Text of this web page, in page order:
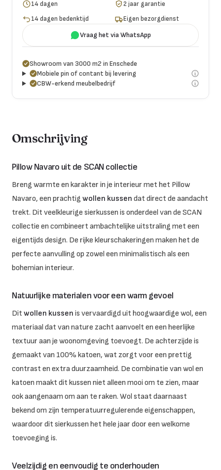
14 dagen
2 jaar garantie
14 dagen bedenktijd
Eigen bezorgdienst
Vraag het via WhatsApp
Showroom van 3000 m2 in Enschede
Mobiele pin of contant bij levering
CBW-erkend meubelbedrijf
Omschrijving
Pillow Navaro uit de SCAN collectie
Breng warmte en karakter in je interieur met het Pillow
Navaro, een prachtig wollen kussen dat direct de aandacht
trekt. Dit veelkleurige sierkussen is onderdeel van de SCAN
collectie en combineert ambachtelijke uitstraling met een
eigentijds design. De rijke kleurschakeringen maken het de
perfecte aanvulling op zowel een minimalistisch als een
bohemian interieur.
Natuurlijke materialen voor een warm gevoel
Dit wollen kussen is vervaardigd uit hoogwaardige wol, een
materiaal dat van nature zacht aanvoelt en een heerlijke
textuur aan je woonomgeving toevoegt. De achterzijde is
gemaakt van 100% katoen, wat zorgt voor een prettig
contrast en extra duurzaamheid. De combinatie van wol en
katoen maakt dit kussen niet alleen mooi om te zien, maar
ook aangenaam om aan te raken. Wol staat daarnaast
bekend om zijn temperatuurregulerende eigenschappen,
waardoor dit sierkussen het hele jaar door een welkome
toevoeging is.
Veelzijdig en eenvoudig te onderhouden